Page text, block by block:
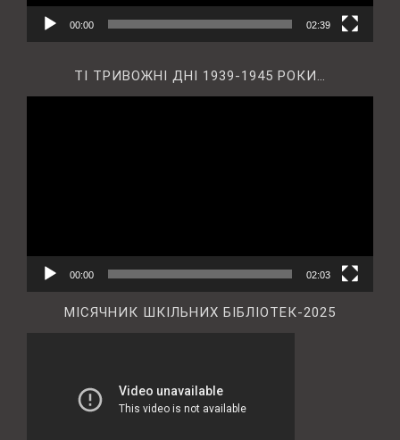
00:00 02:39
ТІ ТРИВОЖНІ ДНІ 1939-1945 РОКИ…
00:00 02:03
МІСЯЧНИК ШКІЛЬНИХ БІБЛІОТЕК-2025